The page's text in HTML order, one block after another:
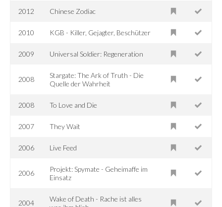
2012 Chinese Zodiac
2010 KGB - Killer, Gejagter, Beschützer
2009 Universal Soldier: Regeneration
2008
Stargate: The Ark of Truth - Die
Quelle der Wahrheit
2008 To Love and Die
2007 They Wait
2006 Live Feed
2006
Projekt: Spymate - Geheimaffe im
Einsatz
2004
Wake of Death - Rache ist alles